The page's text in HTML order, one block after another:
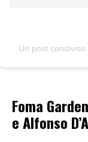
Un post
Foma
e Alfonso